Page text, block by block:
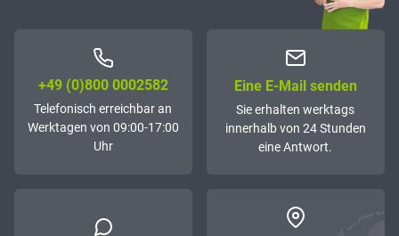
+49 (0)800 0002582
Telefonisch erreichbar an
Werktagen von 09:00-17:00
Uhr
Eine E-Mail senden
Sie erhalten werktags
innerhalb von 24 Stunden
eine Antwort.